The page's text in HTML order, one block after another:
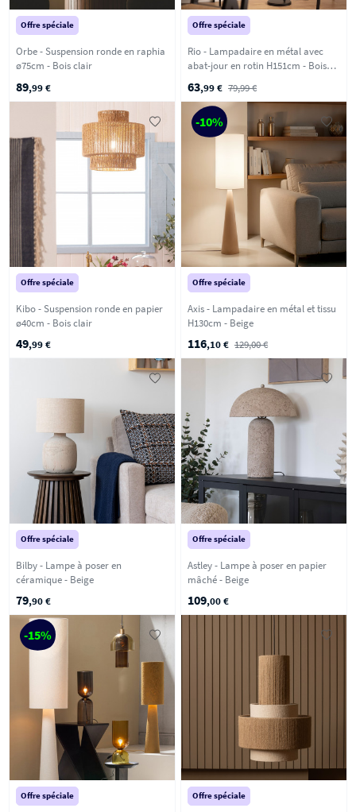
Offre spéciale
Orbe - Suspension ronde en raphia
ø75cm - Bois clair
89,99 €
Offre spéciale
Rio - Lampadaire en métal avec
abat-jour en rotin H151cm - Bois
63,99 € 79,99 €
Offre spéciale
Kibo - Suspension ronde en papier
ø40cm - Bois clair
49,99 €
-10%
Offre spéciale
Axis - Lampadaire en métal et tissu
H130cm - Beige
116,10 € 129,00 €
Offre spéciale
Bilby - Lampe à poser en
céramique - Beige
79,90 €
Offre spéciale
Astley - Lampe à poser en papier
mâché - Beige
109,00 €
-15%
Offre spéciale Offre spéciale